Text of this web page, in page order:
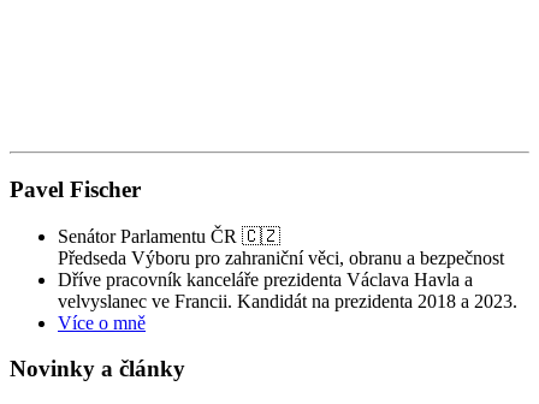
Pavel Fischer
Senátor Parlamentu ČR 🇨🇿
Předseda Výboru pro zahraniční věci, obranu a bezpečnost
Dříve pracovník kanceláře prezidenta Václava Havla a
velvyslanec ve Francii. Kandidát na prezidenta 2018 a 2023.
Více o mně
Novinky a články